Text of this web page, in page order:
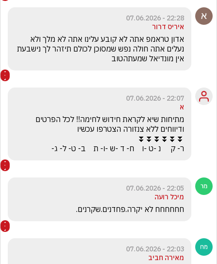
22:28 - 07.06.2026
איריס דרור
אין מונדיאל שמעתהטוב
22:07 - 07.06.2026
א
ר- ק     נ -ט -ו    ח- ד -ש -ו- ת    ב- ט- ל- ג-
22:05 - 07.06.2026
מיכל רועה
חחחחחח לא יקרה.פחדנים.שקרנים.
22:03 - 07.06.2026
מאירה חביב